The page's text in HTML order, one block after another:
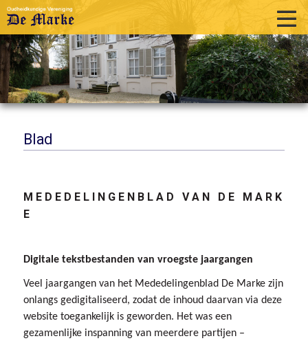
home
historie
activiteiten
Blad
M E D E D E L I N G E N B L A D V A N D E M A R K
E
Digitale tekstbestanden van vroegste jaargangen
Veel jaargangen van het Mededelingenblad De Marke zijn
onlangs gedigitaliseerd, zodat de inhoud daarvan via deze
website toegankelijk is geworden. Het was een
gezamenlijke inspanning van meerdere partijen –